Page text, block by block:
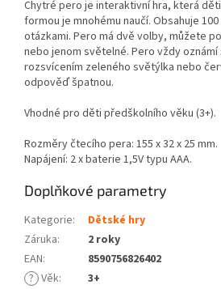
Chytré pero je interaktivní hra, která
formou je mnohému naučí. Obsahuje
otázkami. Pero má dvě volby, můžete
nebo jenom světelné. Pero vždy
rozsvícením zeleného světýlka nebo
odpověď špatnou.
Vhodné pro děti předškolního věku (3+).
Rozměry čtecího pera: 155 x 32 x 25 mm.
Napájení: 2 x baterie 1,5V typu AAA.
Doplňkové parametry
Kategorie:
Dětské hry
Záruka:
2 roky
EAN:
8590756826402
? Věk:
3+